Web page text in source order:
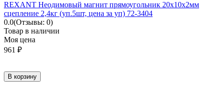
REXANT Неодимовый магнит прямоугольник 20х10х2мм
сцепление 2,4кг (уп.5шт, цена за уп) 72-3404
0.0(Отзывы: 0)
Товар в наличии
Моя цена
961 ₽
В корзину